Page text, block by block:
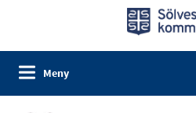
Meny